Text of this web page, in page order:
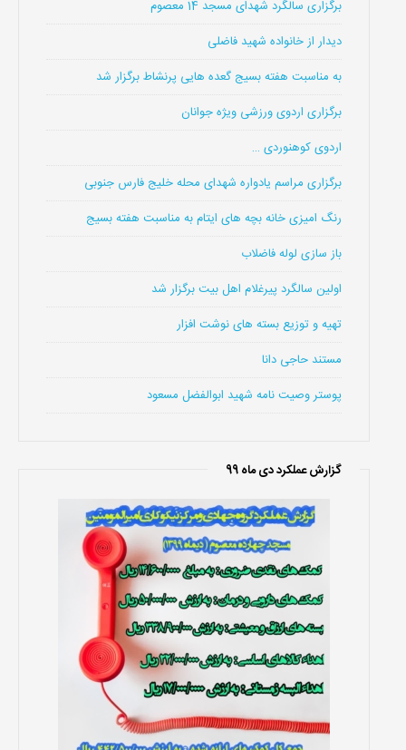
برگزاری سالگرد شهدای مسجد 14 معصوم
دیدار از خانواده شهید فاضلی
به مناسبت هفته بسیج گعده هایی پرنشاط برگزار شد
برگزاری اردوی ورزشی ویژه جوانان
اردوی کوهنوردی …
برگزاری مراسم یادواره شهدای محله خلیج فارس جنوبی
رنگ امیزی خانه بچه های ایتام به مناسبت هفته بسیج
باز سازی لوله فاضلاب
اولین سالگرد پیرغلام اهل بیت برگزار شد
تهیه و توزیع بسته های نوشت افزار
مستند حاجی دانا
پوستر وصیت نامه شهید ابوالفضل مسعود
گزارش عملکرد دی ماه 99